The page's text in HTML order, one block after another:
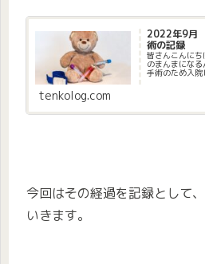
2022年9月
術の記録
皆さんこんに
のまんまにな
手術のため入
に耳の病気が
tenkolog.com
今回はその経過を記録として
いきます。